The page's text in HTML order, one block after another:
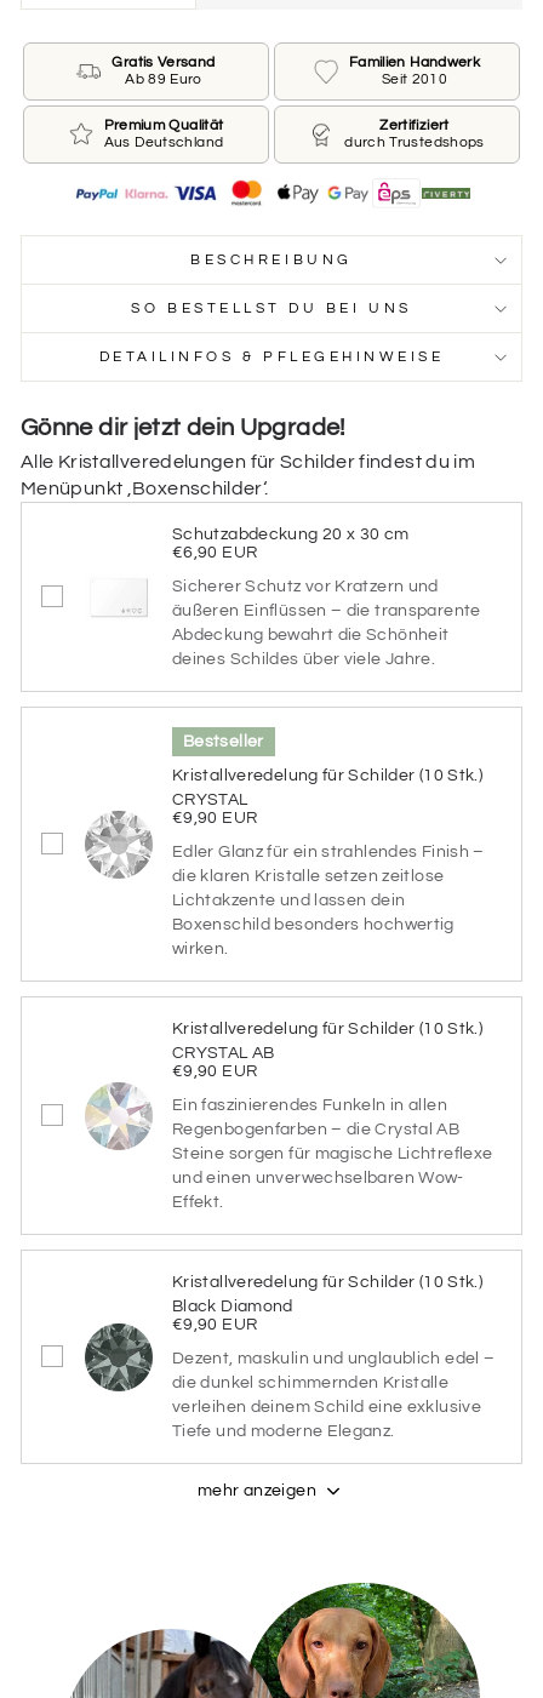
Du möchtest dich von uns in Bezug auf Farbe, Schrift
Felder „Farbvarianten“ und „Schriftarten“ und fahre
direkt mit „Daten des Pferdes“ fort. Nach der
Bestellung erhältst du einen Entwurf, den du noch
anpassen kannst.
JA‚ ICH ÜBERLASSE EUCH DIE
Du hast bereits ein Boxenschild bei uns bestellt? Wir
gleicher Farbe, Schriftart & Aufteilung!
JA‚ BITTE DAS DESIGN AUS
FRÜHERER BESTELLUNG
ÜBERNEHMEN
Farbe des gebürsteten Aluminiums
Farbe des gebürsteten Aluminiums
SILBER
Schriftfarbe
Bitte wähle hier die Schriftfarbe aus
SCHWARZ BLAUGRAU
BLAUGRÜN
DUNKELBLAU DUNKELGRÜN
DUNKELROT GELB
GRAU HELLBLAU
ROSA ROT
Gratis Versand
Ab 89 Euro
Familien Handwerk
Seit 2010
Premium Qualität
Aus Deutschland
Zertifiziert
durch Trustedshops
BESCHREIBUNG
SO BESTELLST DU BEI UNS
DETAILINFOS & PFLEGEHINWEISE
Gönne dir jetzt dein Upgrade!
Alle Kristallveredelungen für Schilder findest du im
Menüpunkt ‚Boxenschilder‘.
Schutzabdeckung 20 x 30 cm
€6,90 EUR
Sicherer Schutz vor Kratzern und
äußeren Einflüssen – die transparente
Abdeckung bewahrt die Schönheit
deines Schildes über viele Jahre.
Bestseller
Kristallveredelung für Schilder (10 Stk.)
CRYSTAL
€9,90 EUR
Edler Glanz für ein strahlendes Finish –
die klaren Kristalle setzen zeitlose
Lichtakzente und lassen dein
Boxenschild besonders hochwertig
wirken.
Kristallveredelung für Schilder (10 Stk.)
CRYSTAL AB
€9,90 EUR
Ein faszinierendes Funkeln in allen
Regenbogenfarben – die Crystal AB
Steine sorgen für magische Lichtreflexe
und einen unverwechselbaren Wow-
Effekt.
Kristallveredelung für Schilder (10 Stk.)
Black Diamond
€9,90 EUR
Dezent, maskulin und unglaublich edel –
die dunkel schimmernden Kristalle
verleihen deinem Schild eine exklusive
Tiefe und moderne Eleganz.
mehr anzeigen